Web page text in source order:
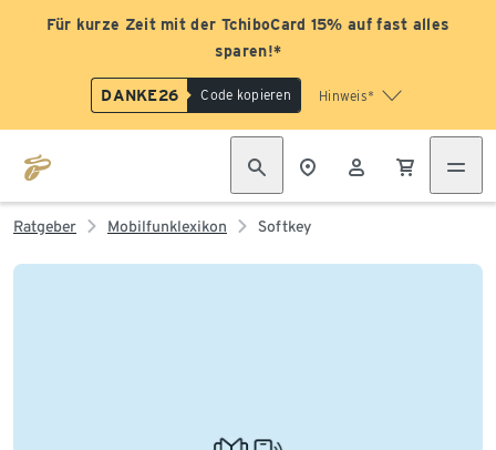
Für kurze Zeit mit der TchiboCard 15% auf fast alles
sparen!*
DANKE26 Code kopieren Hinweis*
Ratgeber Mobilfunklexikon Softkey